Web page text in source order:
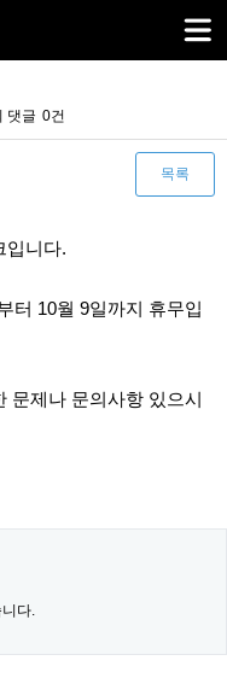
댓글 0건
목록
입니다.
터 10월 9일까지 휴무입
문제나 문의사항 있으시
다.